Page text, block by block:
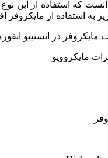
آنست که استفاده از این
به استفاده از مایکروفر
در انستیتو